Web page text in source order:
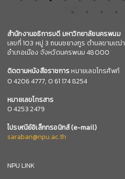
สำนักงานอธิการบดี มหาวิทยาลัยนครพนม
เลขที่ 103 หมู่ 3 ถนนชยางกูร ตำบลขามเฒ่า
อำเภอเมือง จังหวัดนครพนม 48000
ติดตามหนังสือราชการหมายเลขโทรศัพท์
04206 4777, 0 61 174 8254
หมายเลขโทรสาร
0 4253 2479
ไปรษณีย์อิเล็กทรอนิกส์(e-mail)
saraban@npu.ac.th
NPU LINK